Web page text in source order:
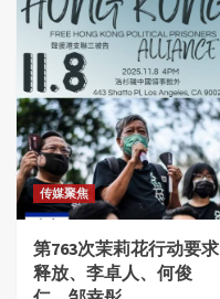
传媒聚焦
第763次茉莉花行动要求
释放、李卓人、何俊